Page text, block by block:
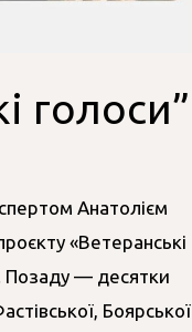
голоси”
Анатолієм
«Ветеранські
Позаду — десятки
Боярської